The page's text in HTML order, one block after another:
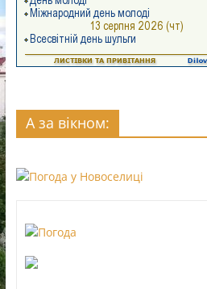
А за вікном: